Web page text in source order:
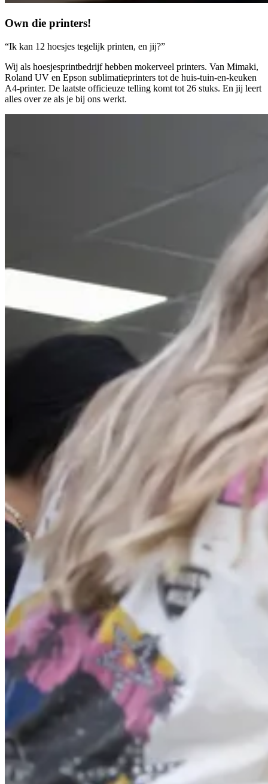
Own die printers!
“Ik kan 12 hoesjes tegelijk printen, en jij?”
Wij als hoesjesprintbedrijf hebben mokerveel printers. Van Mimaki,
Roland UV en Epson sublimatieprinters tot de huis-tuin-en-keuken
A4-printer. De laatste officieuze telling komt tot 26 stuks. En jij leert
alles over ze als je bij ons werkt.